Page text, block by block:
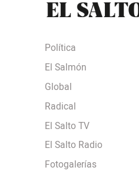
Política
El Salmón
Global
Radical
El Salto TV
El Salto Radio
Fotogalerías